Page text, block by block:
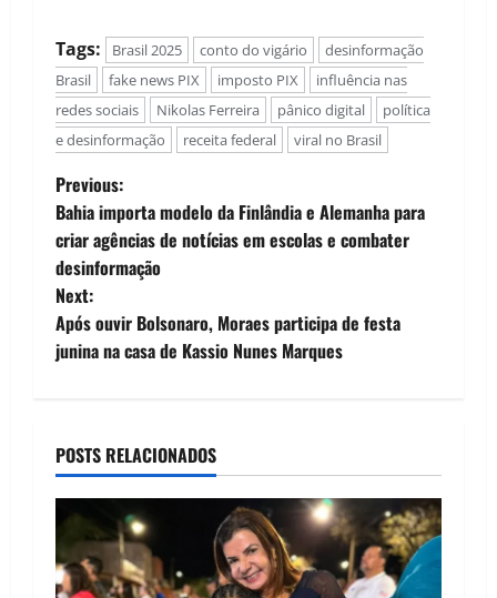
Tags: Brasil 2025 conto do vigário
desinformação
Brasil
fake news PIX imposto PIX
influência nas
redes sociais
Nikolas Ferreira pânico digital
política
e desinformação
receita federal viral no Brasil
P
o
s
t
v
g
Previous:
Bahia importa modelo da Finlândia e Alemanha para
criar agências de notícias em escolas e combater
desinformação
Next:
Após ouvir Bolsonaro, Moraes participa de festa
junina na casa de Kassio Nunes Marques
POSTS RELACIONADOS